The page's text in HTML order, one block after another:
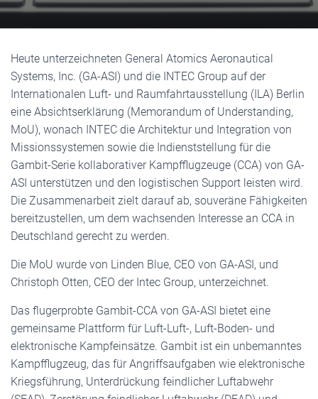
H
Heute unterzeichneten General Atomics Aeronautical
Systems, Inc. (GA-ASI) und die INTEC Group auf der
Internationalen Luft- und Raumfahrtausstellung (ILA) Berlin
eine Absichtserklärung (Memorandum of Understanding,
MoU), wonach INTEC die Architektur und Integration von
Missionssystemen sowie die Indienststellung für die
Gambit-Serie kollaborativer Kampfflugzeuge (CCA) von GA-
ASI unterstützen und den logistischen Support leisten wird.
Die Zusammenarbeit zielt darauf ab, souveräne Fähigkeiten
bereitzustellen, um dem wachsenden Interesse an CCA in
Deutschland gerecht zu werden.
Die MoU wurde von Linden Blue, CEO von GA-ASI, und
Christoph Otten, CEO der Intec Group, unterzeichnet.
Das flugerprobte Gambit-CCA von GA-ASI bietet eine
gemeinsame Plattform für Luft-Luft-, Luft-Boden- und
elektronische Kampfeinsätze. Gambit ist ein unbemanntes
Kampfflugzeug, das für Angriffsaufgaben wie elektronische
Kriegsführung, Unterdrückung feindlicher Luftabwehr